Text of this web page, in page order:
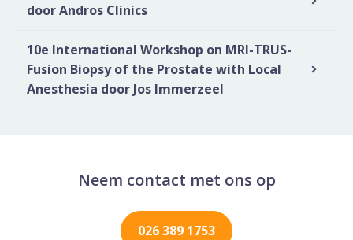
door Andros Clinics
10e International Workshop on MRI-TRUS-
Fusion Biopsy of the Prostate with Local
Anesthesia door Jos Immerzeel
Neem contact met ons op
026 389 1753